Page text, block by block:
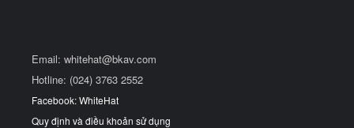
Email: whitehat@bkav.com
Hotline: (024) 3763 2552
Facebook: WhiteHat
Quy định và điều khoản sử dụng